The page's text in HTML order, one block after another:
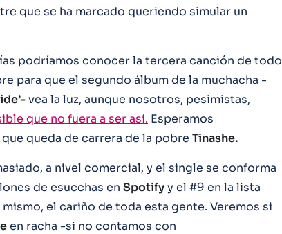
que se ha marcado queriendo simular un
podríamos conocer la tercera canción de todo
para que el segundo álbum de la muchacha -
vea la luz, aunque nosotros, pesimistas,
que no fuera a ser así. Esperamos
queda de carrera de la pobre Tinashe.
a nivel comercial, y el single se conforma
de esucchas en Spotifyy el #9 en la lista
el cariño de toda esta gente. Veremos si
en racha -si no contamos con